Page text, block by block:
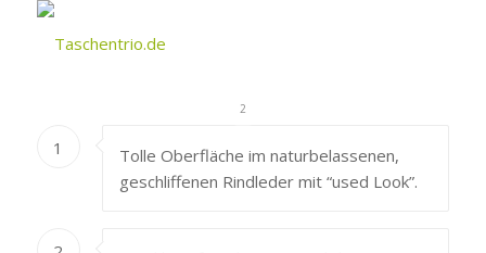
1
2
1
Tolle Oberfläche im naturbelassenen,
geschliffenen Rindleder mit “used Look”.